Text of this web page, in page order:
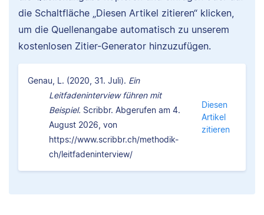
die Schaltfläche „Diesen Artikel zitieren“ klicken,
um die Quellenangabe automatisch zu unserem
kostenlosen Zitier-Generator hinzuzufügen.
Genau, L. (2020, 31. Juli). Ein
Leitfadeninterview führen mit
Beispiel. Scribbr. Abgerufen am 4.
August 2026, von
https://www.scribbr.ch/methodik-
ch/leitfadeninterview/
Diesen
Artikel
zitieren